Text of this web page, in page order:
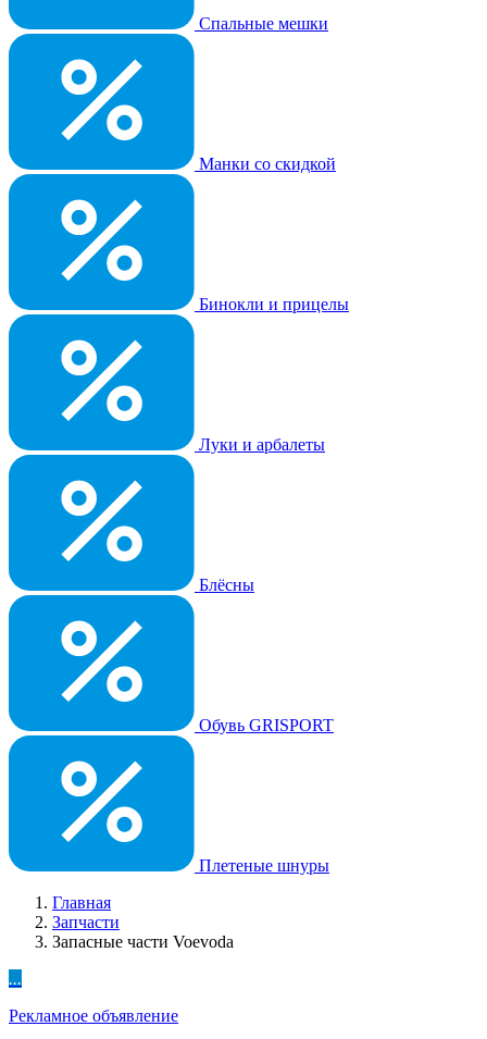
Спальные мешки
Манки со скидкой
Бинокли и прицелы
Луки и арбалеты
Блёсны
Обувь GRISPORT
Плетеные шнуры
Главная
Запчасти
Запасные части Voevoda
...
Рекламное объявление